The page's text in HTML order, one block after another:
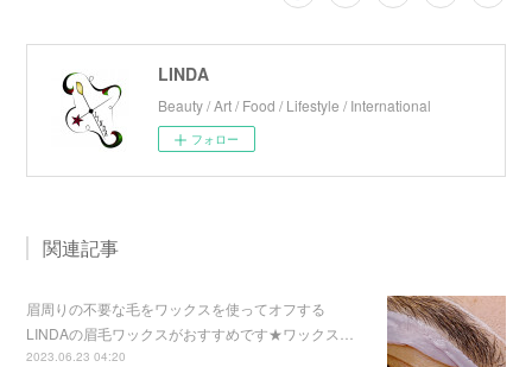
LINDA
Beauty / Art / Food / Lifestyle / International
フォロー
関連記事
眉周りの不要な毛をワックスを使ってオフする
LINDAの眉毛ワックスがおすすめです★ワックス…
2023.06.23 04:20